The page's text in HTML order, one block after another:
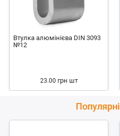
Втулка алюмінієва DIN 3093
№12
23.00 грн шт
Популярні